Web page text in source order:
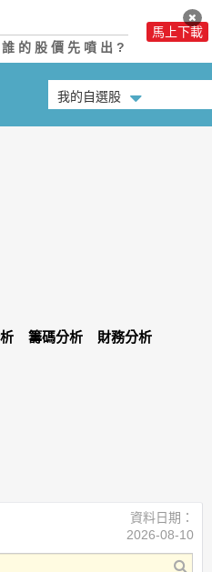
的股價先噴出?
馬上下載
我的自選股
籌碼分析 財務分析
資料日期：
2026-08-10